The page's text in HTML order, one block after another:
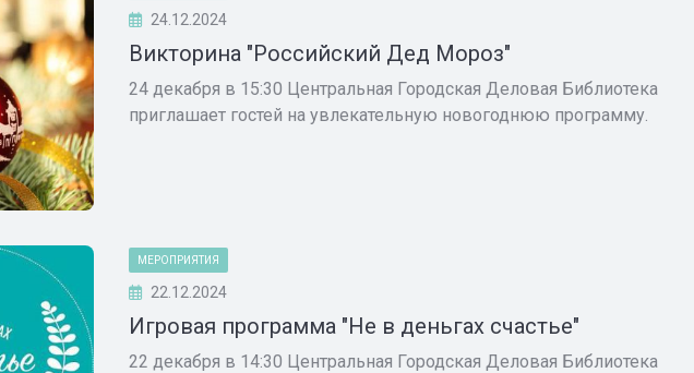
24.12.2024
Викторина "Российский Дед Мороз"
24 декабря в 15:30 Центральная Городская Деловая Библиотека
приглашает гостей на увлекательную новогоднюю программу.
МЕРОПРИЯТИЯ
22.12.2024
Игровая программа "Не в деньгах счастье"
22 декабря в 14:30 Центральная Городская Деловая Библиотека